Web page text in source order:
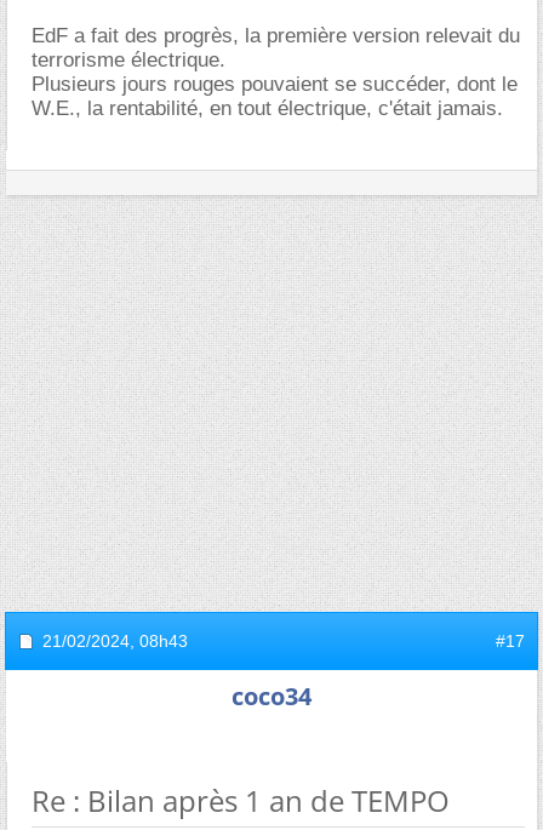
EdF a fait des progrès, la première version relevait du
terrorisme électrique.
Plusieurs jours rouges pouvaient se succéder, dont le
W.E., la rentabilité, en tout électrique, c'était jamais.
21/02/2024, 08h43 #17
coco34
Re : Bilan après 1 an de TEMPO